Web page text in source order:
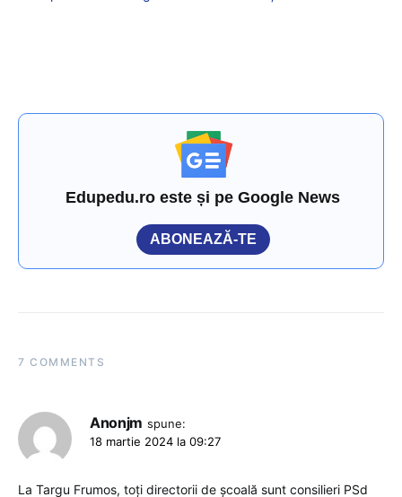
Edupedu.ro este și pe Google News
ABONEAZĂ-TE
7 COMMENTS
Anonjm spune:
18 martie 2024 la 09:27
La Targu Frumos, toți directorii de școală sunt consilieri PSd